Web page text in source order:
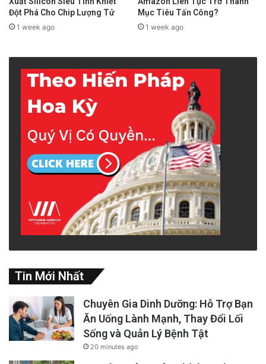
Đột Phá Cho Chip Lượng Tử
1 week ago
Mục Tiêu Tấn Công?
1 week ago
Tin Mới Nhất
Chuyên Gia Dinh Dưỡng: Hỗ Trợ Bạn
Ăn Uống Lành Mạnh, Thay Đổi Lối
Sống và Quản Lý Bệnh Tật
20 minutes ago